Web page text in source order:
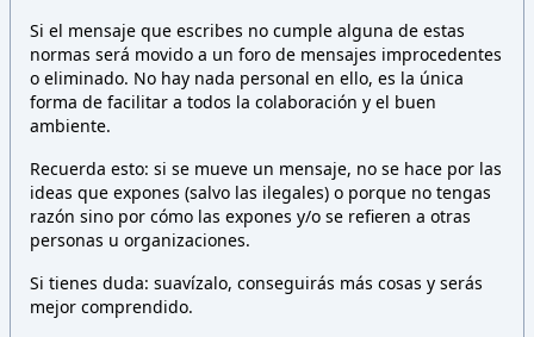
Si el mensaje que escribes no cumple alguna de estas
normas será movido a un foro de mensajes improcedentes
o eliminado. No hay nada personal en ello, es la única
forma de facilitar a todos la colaboración y el buen
ambiente.
Recuerda esto: si se mueve un mensaje, no se hace por las
ideas que expones (salvo las ilegales) o porque no tengas
razón sino por cómo las expones y/o se refieren a otras
personas u organizaciones.
Si tienes duda: suavízalo, conseguirás más cosas y serás
mejor comprendido.